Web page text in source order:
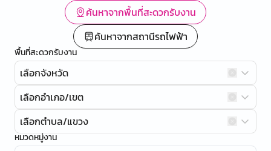
ค้นหาจากพื้นที่สะดวกรับงาน
ค้นหาจากสถานีรถไฟฟ้า
พื้นที่สะดวกรับงาน
เลือกจังหวัด
เลือกอำเภอ/เขต
เลือกตำบล/แขวง
หมวดหมู่งาน